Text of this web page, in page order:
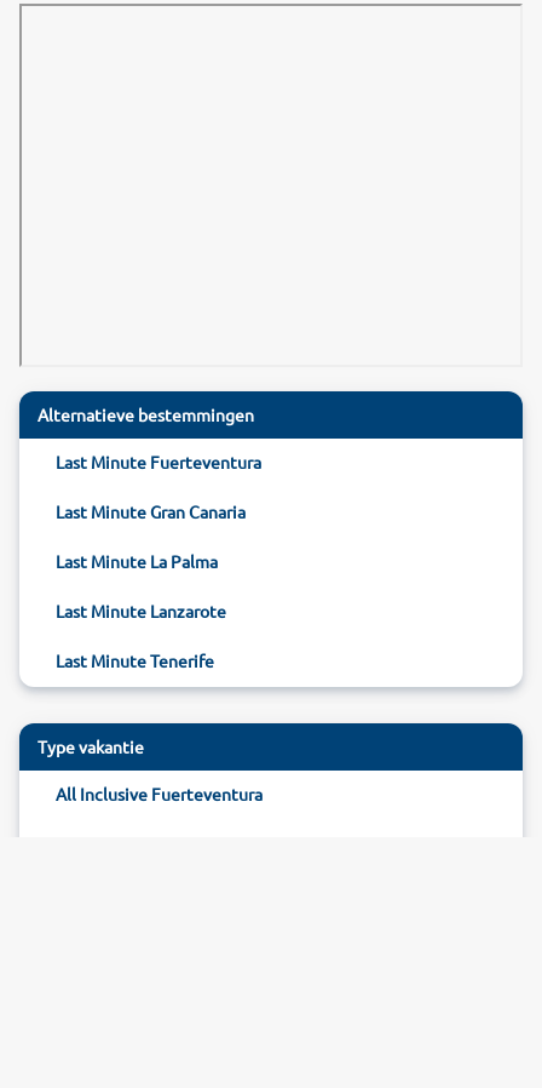
Alternatieve bestemmingen
Last Minute Fuerteventura
Last Minute Gran Canaria
Last Minute La Palma
Last Minute Lanzarote
Last Minute Tenerife
Type vakantie
All Inclusive Fuerteventura